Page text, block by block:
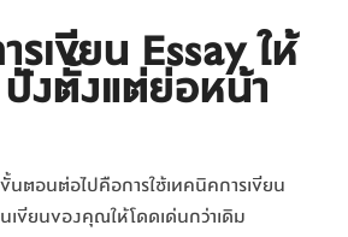
รเขียน Essayให้
งตั้งแต่ย่อหน้า
ขั้นตอนต่อไปคือการใช้เทคนิคการเขียน
เขียนของคุณให้โดดเด่นกว่าเดิม